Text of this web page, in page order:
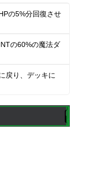
の5%分回復させ
の60%の魔法ダ
戻り、デッキに